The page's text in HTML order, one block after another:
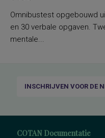
Omnibustest opgebouwd
en 30 verbale opgaven.
mentale...
COTAN Documentatie